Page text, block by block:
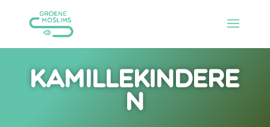
Kamillekindere
n